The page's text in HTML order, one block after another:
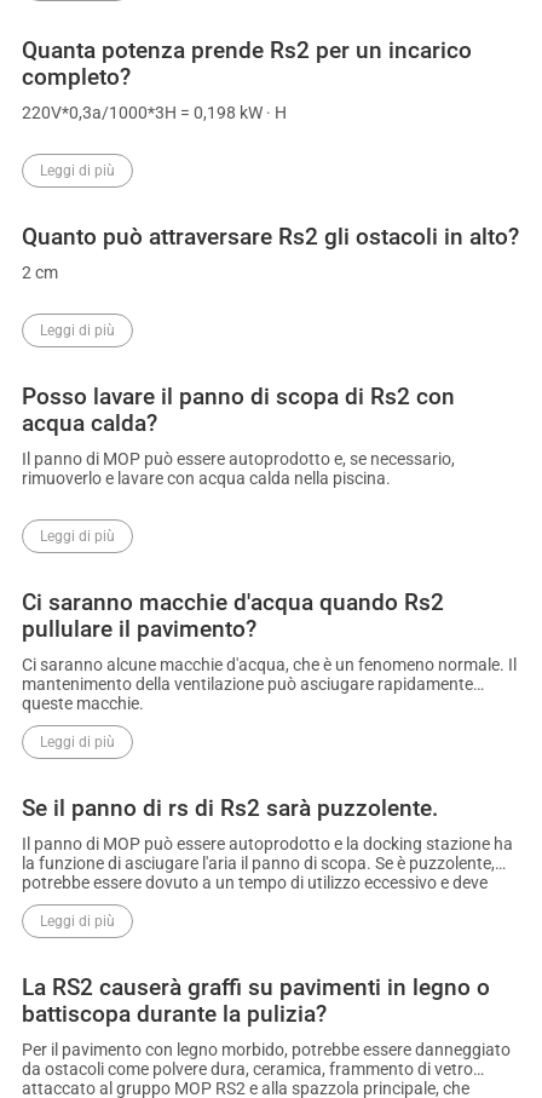
Quanta potenza prende Rs2 per un incarico
completo?
220V*0,3a/1000*3H = 0,198 kW · H
Leggi di più
Quanto può attraversare Rs2 gli ostacoli in alto?
2 cm
Leggi di più
Posso lavare il panno di scopa di Rs2 con
acqua calda?
Il panno di MOP può essere autoprodotto e, se necessario,
rimuoverlo e lavare con acqua calda nella piscina.
Leggi di più
Ci saranno macchie d'acqua quando Rs2
pullulare il pavimento?
Ci saranno alcune macchie d'acqua, che è un fenomeno normale. Il
mantenimento della ventilazione può asciugare rapidamente
queste macchie.
Leggi di più
Se il panno di rs di Rs2 sarà puzzolente.
Il panno di MOP può essere autoprodotto e la docking stazione ha
la funzione di asciugare l'aria il panno di scopa. Se è puzzolente,
potrebbe essere dovuto a un tempo di utilizzo eccessivo e deve
essere sostituito con un nuovo panno per scopare in tempo.
Leggi di più
La RS2 causerà graffi su pavimenti in legno o
battiscopa durante la pulizia?
Per il pavimento con legno morbido, potrebbe essere danneggiato
da ostacoli come polvere dura, ceramica, frammento di vetro
attaccato al gruppo MOP RS2 e alla spazzola principale, che